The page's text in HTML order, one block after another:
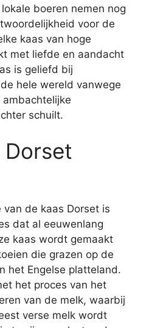
boeren nemen nog
voor de
kaas van hoge
met liefde en aandacht
is geliefd bij
hele wereld vanwege
schuilt.
de kaas Dorset is
dat al eeuwenlang
kaas wordt gemaakt
die grazen op de
het Engelse platteland.
het proces van het
van de melk, waarbij
verse melk wordt